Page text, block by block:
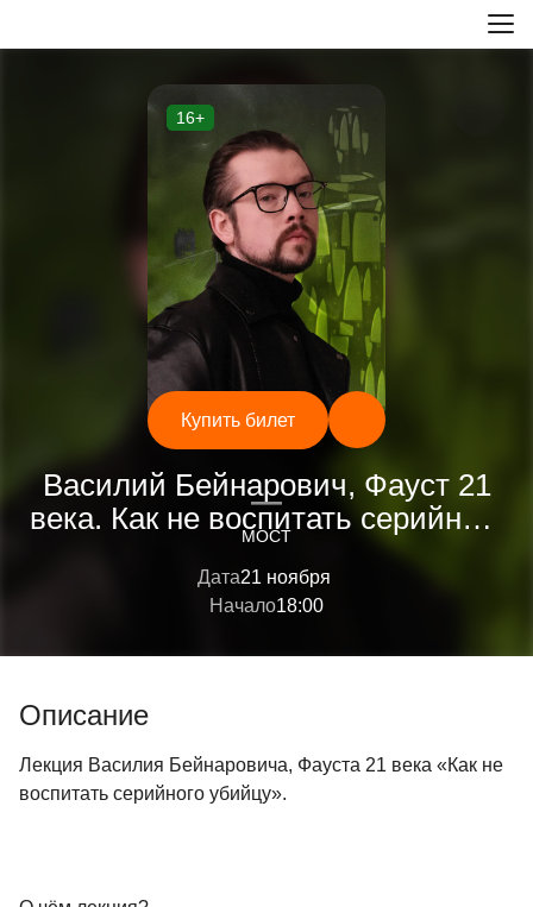
16+
Василий Бейнарович, Фауст 21
века. Как не воспитать серийного
убийцу.
Дата21 ноября
Начало18:00
Купить билет
—
МОСТ
Описание
Лекция Василия Бейнаровича, Фауста 21 века «Как не
воспитать серийного убийцу».